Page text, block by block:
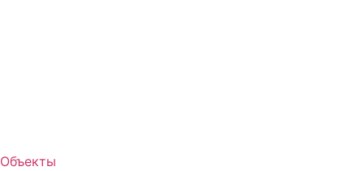
Объекты